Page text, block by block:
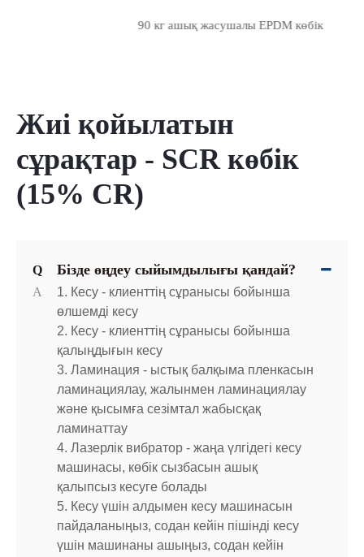
Жиі қойылатын
сұрақтар - SCR көбік
(15% CR)
Q Бізде өңдеу сыйымдылығы қандай?
A
1. Кесу - клиенттің сұранысы бойынша
өлшемді кесу
2. Кесу - клиенттің сұранысы бойынша
қалыңдығын кесу
3. Ламинация - ыстық балқыма пленкасын
ламинациялау, жалынмен ламинациялау
және қысымға сезімтал жабысқақ
ламинаттау
4. Лазерлік вибратор - жаңа үлгідегі кесу
машинасы, көбік сызбасын ашық
қалыпсыз кесуге болады
5. Кесу үшін алдымен кесу машинасын
пайдаланыңыз, содан кейін пішінді кесу
үшін машинаны ашыңыз, содан кейін